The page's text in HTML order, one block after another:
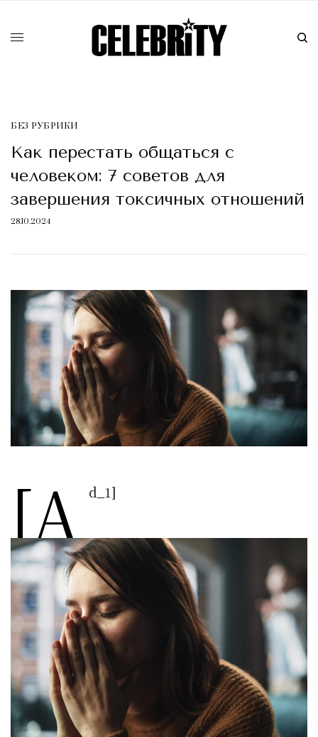
БЕЗ РУБРИКИ
Как перестать общаться с
человеком: 7 советов для
завершения токсичных отношений
28.10.2024
[a d_1]